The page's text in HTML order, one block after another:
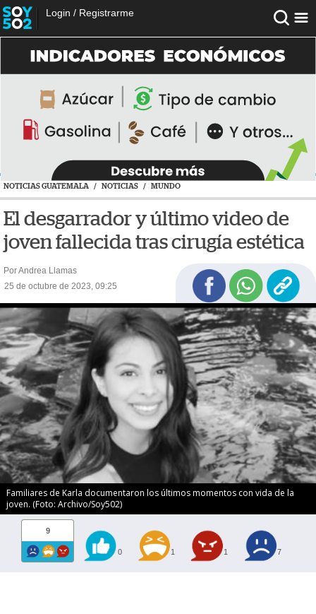
Login / Registrarme
NOTICIAS GUATEMALA / NOTICIAS / MUNDO
El desgarrador y último video de
joven fallecida tras cirugía estética
Por Andrea Llamas
25 de octubre de 2023, 09:25
Familiares de Karla documentaron los últimos momentos con vida de la
joven. (Foto: Archivo/Soy502)
9
0 1 1 7